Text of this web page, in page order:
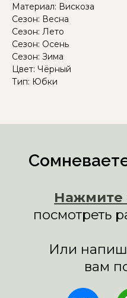
Материал: Вискоза
Сезон: Весна
Сезон: Лето
Сезон: Осень
Сезон: Зима
Цвет: Чёрный
Тип: Юбки